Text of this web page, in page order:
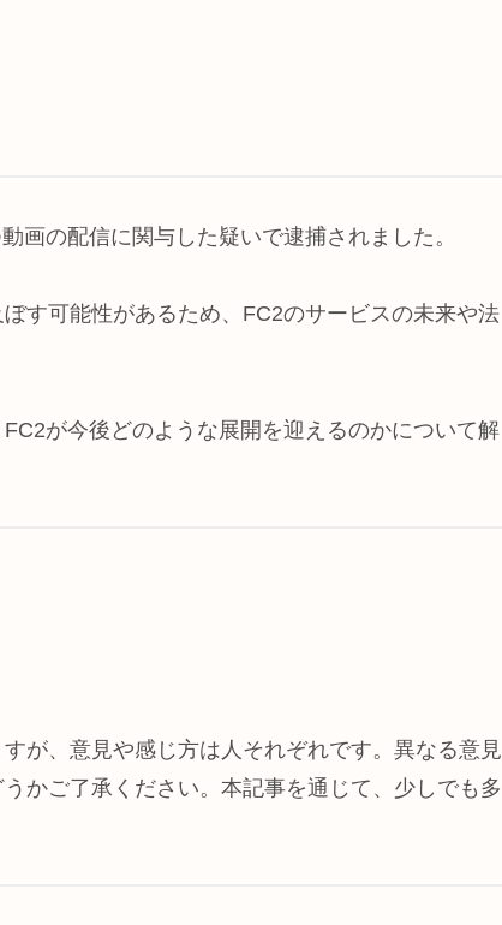
画の配信に関与した疑いで逮捕されました。
す可能性があるため、FC2のサービスの未来や法
が今後どのような展開を迎えるのかについて解
が、意見や感じ方は人それぞれです。異なる意見
かご了承ください。本記事を通じて、少しでも多